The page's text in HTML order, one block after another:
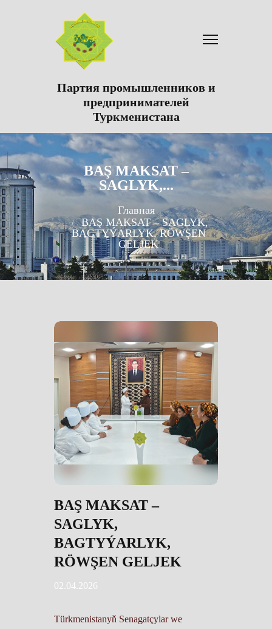
Партия промышленников и
предпринимателей
Туркменистана
BAŞ MAKSAT –
SAGLYK,...
Главная
BAŞ MAKSAT – SAGLYK,
BAGTYÝARLYK, RÖWŞEN
GELJEK
BAŞ MAKSAT –
SAGLYK,
BAGTYÝARLYK,
RÖWŞEN GELJEK
02.04.2026
Türkmenistanyň Senagatçylar we